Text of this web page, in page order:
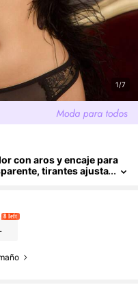
1/7
con aros y encaje para
tirantes ajusta
8 left